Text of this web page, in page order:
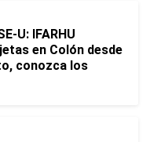
U: IFARHU
en Colón desde
conozca los